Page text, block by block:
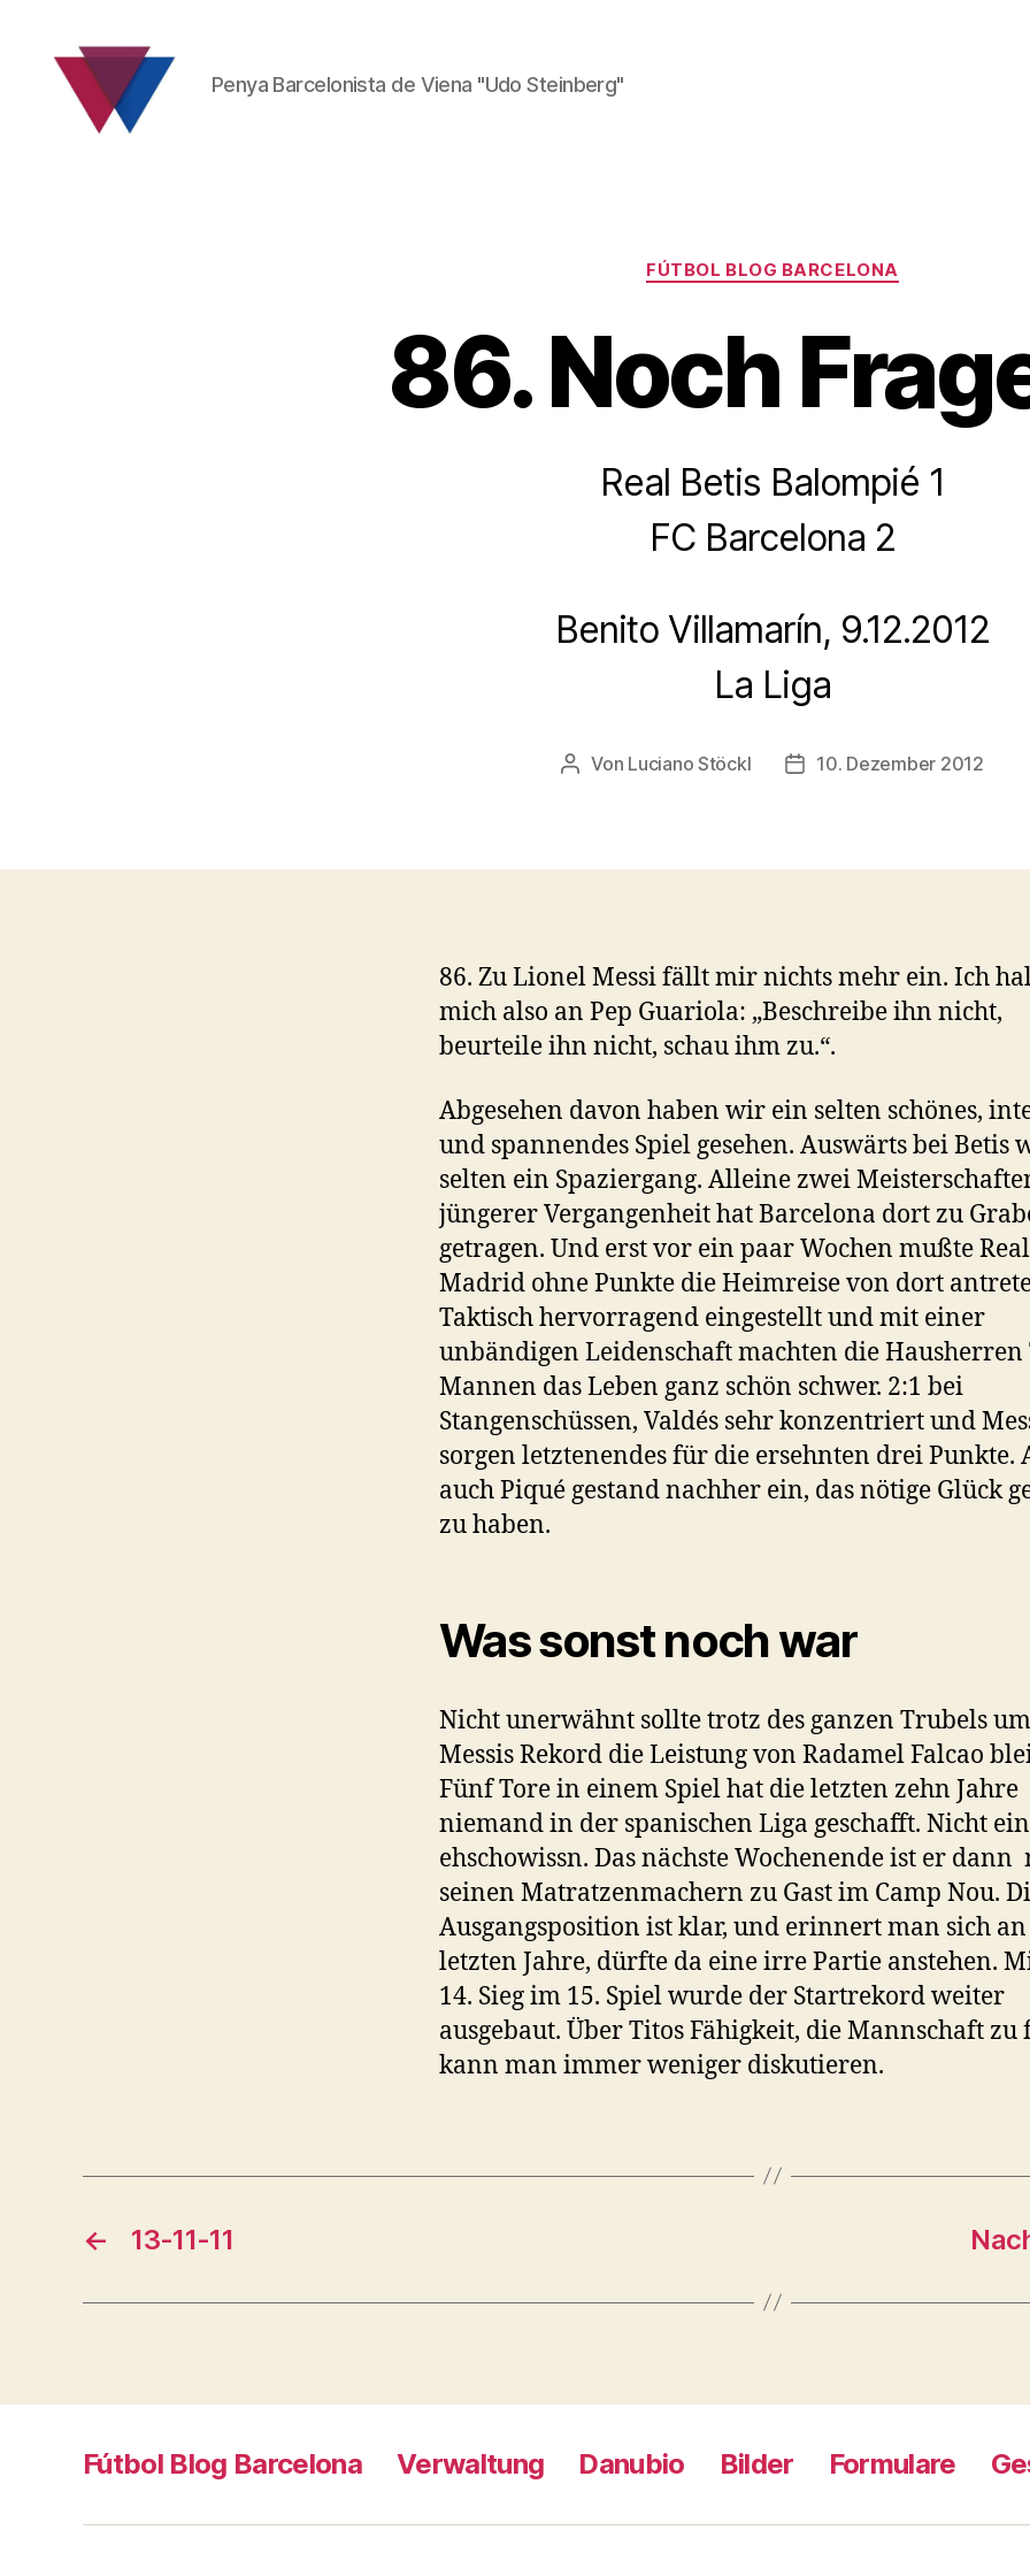
Penya Barcelonista de Viena "Udo Steinberg"
Kategorien
FÚTBOL BLOG BARCELONA
86. Noch
Real Betis Balompié 1
FC Barcelona 2
Benito Villamarín, 9.12.2012
La Liga
Beitragsautor
Von Luciano Stöckl Beitragsdatum
10. Dezember 2012
86. Zu Lionel Messi fällt mir nichts mehr ein. Ich
mich also an Pep Guariola: „Beschreibe ihn nicht,
beurteile ihn nicht, schau ihm zu.“.
Abgesehen davon haben wir ein selten schönes,
und spannendes Spiel gesehen. Auswärts bei Betis
selten ein Spaziergang. Alleine zwei
jüngerer Vergangenheit hat Barcelona dort zu
getragen. Und erst vor ein paar Wochen mußte Real
Madrid ohne Punkte die Heimreise von dort
Taktisch hervorragend eingestellt und mit einer
unbändigen Leidenschaft machten die Hausherren
Mannen das Leben ganz schön schwer. 2:1 bei
Stangenschüssen, Valdés sehr konzentriert und
sorgen letztenendes für die ersehnten drei Punkte.
auch Piqué gestand nachher ein, das nötige Glück
zu haben.
Was sonst noch war
Nicht unerwähnt sollte trotz des ganzen Trubels um
Messis Rekord die Leistung von Radamel Falcao
Fünf Tore in einem Spiel hat die letzten zehn Jahre
niemand in der spanischen Liga geschafft. Nicht
ehschowissn. Das nächste Wochenende ist er dann
seinen Matratzenmachern zu Gast im Camp Nou.
Ausgangsposition ist klar, und erinnert man sich
letzten Jahre, dürfte da eine irre Partie anstehen.
14. Sieg im 15. Spiel wurde der Startrekord weiter
ausgebaut. Über Titos Fähigkeit, die Mannschaft
kann man immer weniger diskutieren.
← 13-11-11
Fútbol Blog Barcelona Verwaltung Danubio Bilder Formulare